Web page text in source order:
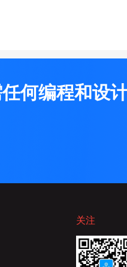
何编程和设
关注